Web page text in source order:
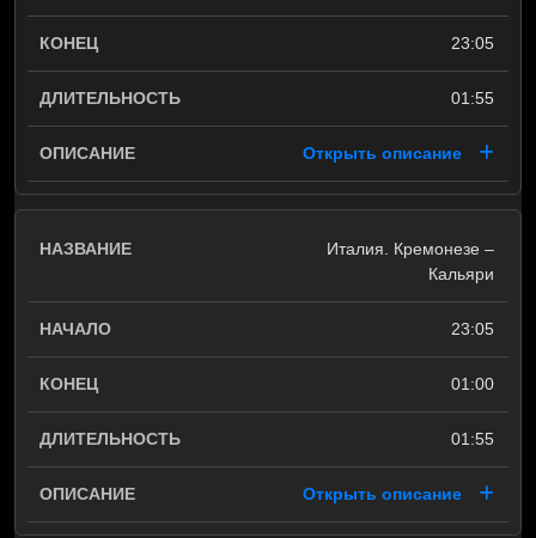
23:05
01:55
Открыть описание
Италия. Кремонезе –
Кальяри
23:05
01:00
01:55
Открыть описание